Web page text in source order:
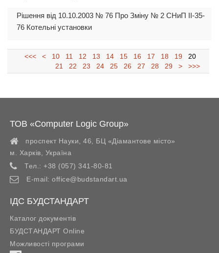
Рішення від 10.10.2003 № 76 Про Зміну № 2 СНиП II-35-
76 Котельні установки
<<< < 10 11 12 13 14 15 16 17 18 19
20
21
22 23 24 25 26 27 28 29 > >>>
ТОВ «Computer Logic Group»
проспект Науки, 46, БЦ «Діамантове місто»
м. Харків
Україна
Тел.: +38 (057) 341-80-81
E-mail: office@budstandart.ua
ІДС БУДСТАНДАРТ
Каталог документів
БУДСТАНДАРТ Online
Можливості програми